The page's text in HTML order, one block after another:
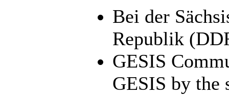
Bei der
Republik
GESIS
GESIS by the